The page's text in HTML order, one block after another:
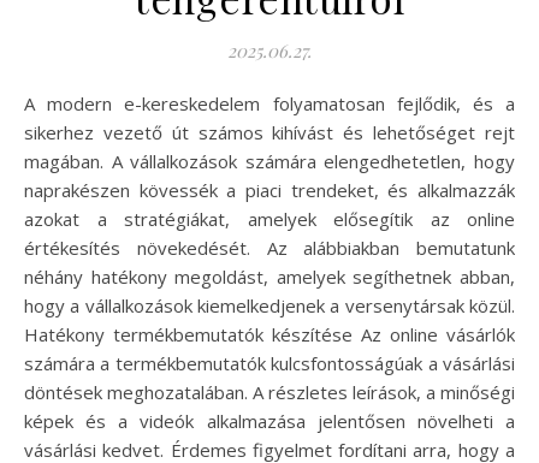
2025.06.27.
A modern e-kereskedelem folyamatosan fejlődik, és a
sikerhez vezető út számos kihívást és lehetőséget rejt
magában. A vállalkozások számára elengedhetetlen, hogy
naprakészen kövessék a piaci trendeket, és alkalmazzák
azokat a stratégiákat, amelyek elősegítik az online
értékesítés növekedését. Az alábbiakban bemutatunk
néhány hatékony megoldást, amelyek segíthetnek abban,
hogy a vállalkozások kiemelkedjenek a versenytársak közül.
Hatékony termékbemutatók készítése Az online vásárlók
számára a termékbemutatók kulcsfontosságúak a vásárlási
döntések meghozatalában. A részletes leírások, a minőségi
képek és a videók alkalmazása jelentősen növelheti a
vásárlási kedvet. Érdemes figyelmet fordítani arra, hogy a